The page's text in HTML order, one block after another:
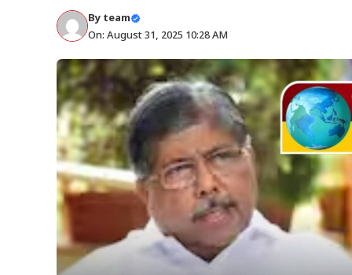
By team
On: August 31, 2025 10:28 AM